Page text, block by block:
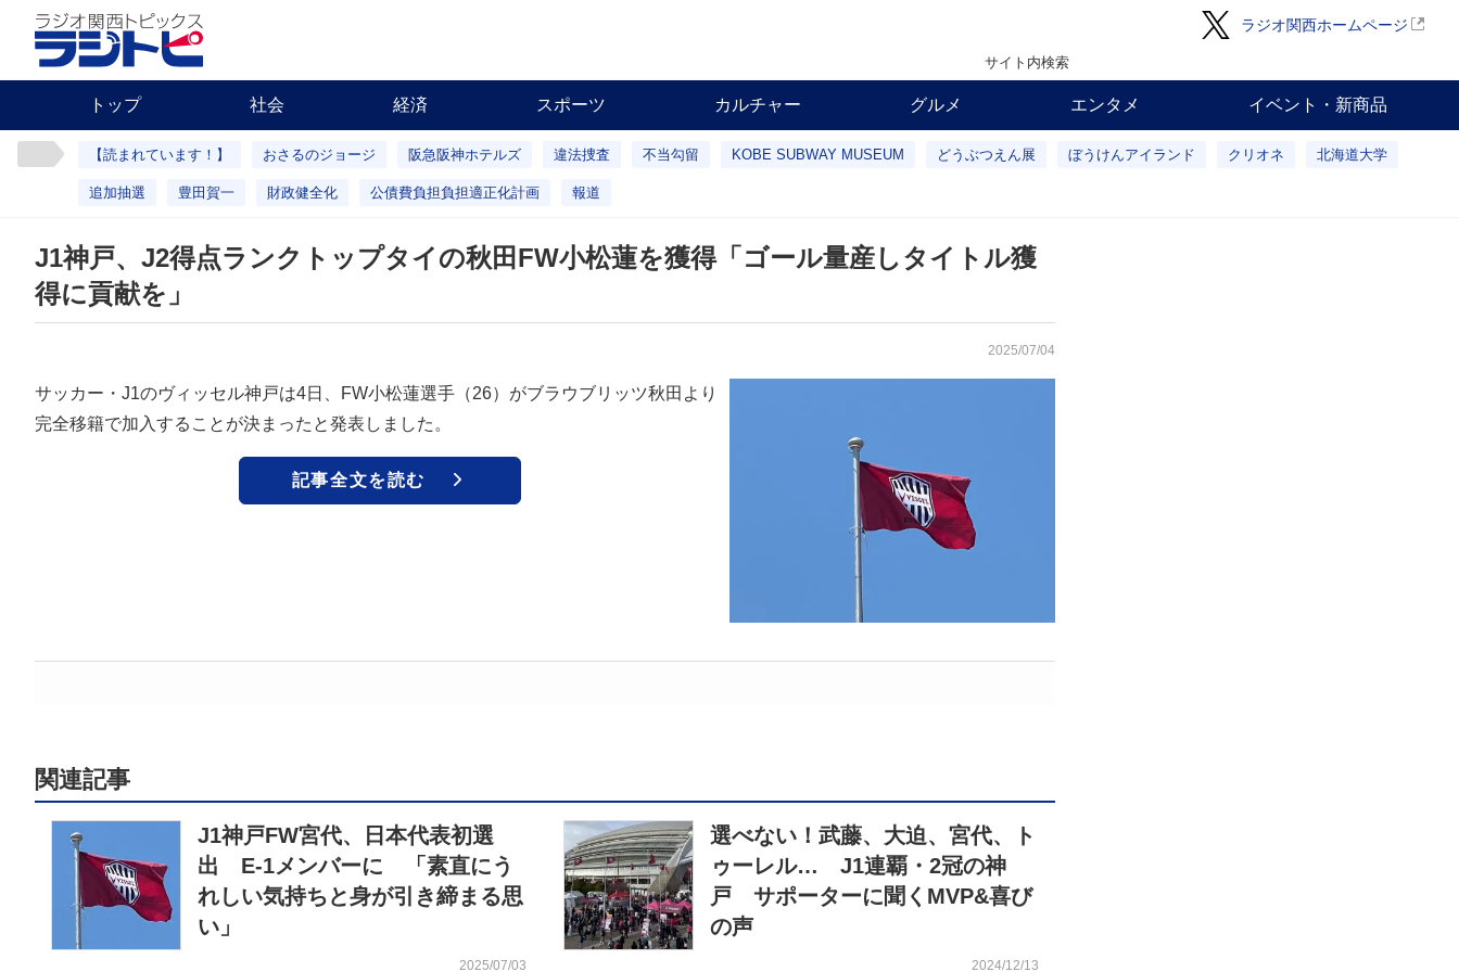
ラジオ関西ホームページ
サイト内検索
トップ 社会 経済 スポーツ カルチャー グルメ エンタメ イベント・新商品
【読まれています！】 おさるのジョージ 阪急阪神ホテルズ 違法捜査 不当勾留 KOBE SUBWAY MUSEUM どうぶつえん展 ぼうけんアイランド クリオネ 北海道大学
追加抽選 豊田賀一 財政健全化 公債費負担負担適正化計画 報道
J1神戸、J2得点ランクトップタイの秋田FW小松蓮を獲得「ゴール量産しタイトル獲
得に貢献を」
2025/07/04
サッカー・J1のヴィッセル神戸は4日、FW小松蓮選手（26）がブラウブリッツ秋田より
完全移籍で加入することが決まったと発表しました。
記事全文を読む
関連記事
J1神戸FW宮代、日本代表初選
出 E-1メンバーに 「素直にう
れしい気持ちと身が引き締まる思
い」
2025/07/03
選べない！武藤、大迫、宮代、ト
ゥーレル… J1連覇・2冠の神
戸 サポーターに聞くMVP&喜び
の声
2024/12/13